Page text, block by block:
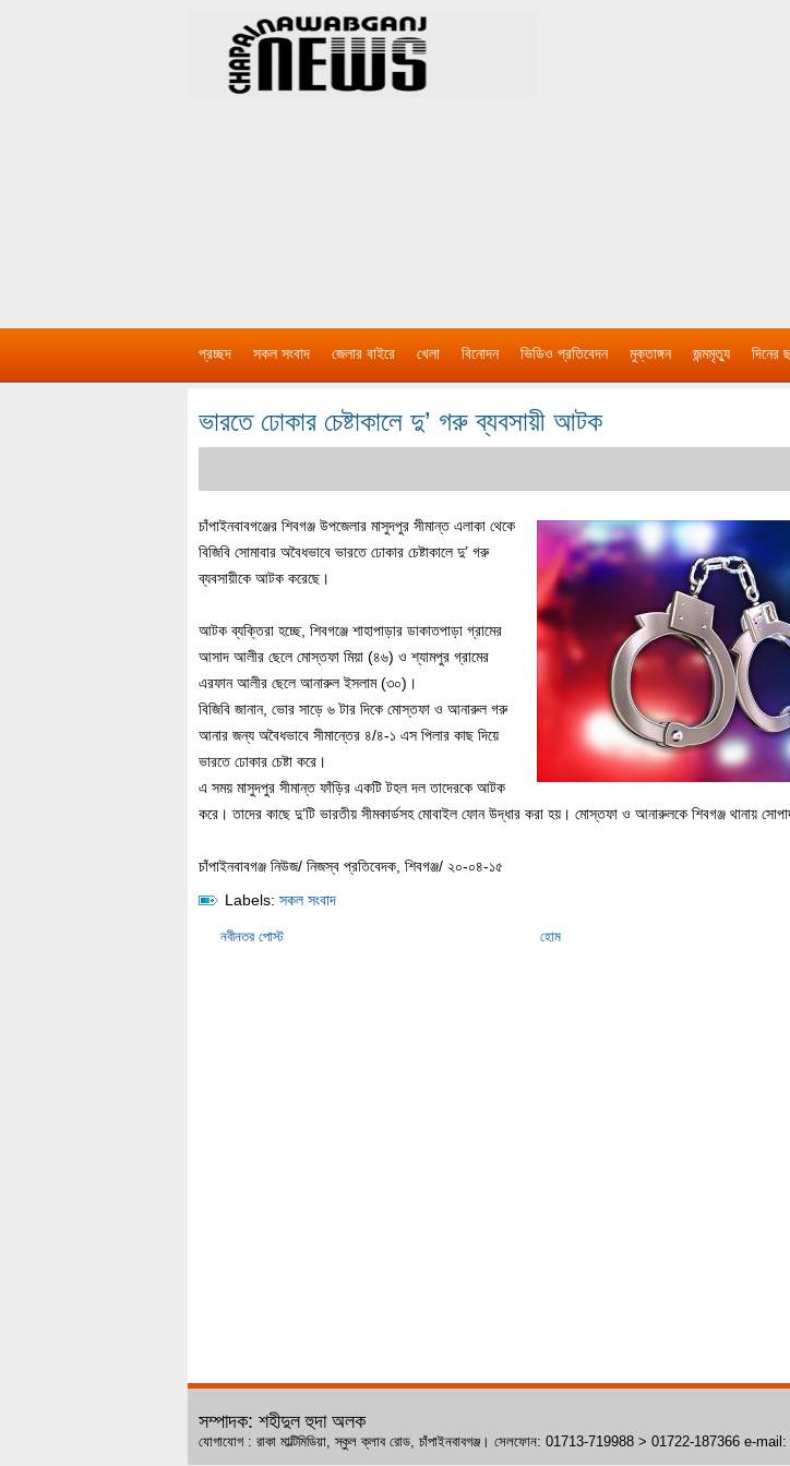
প্রচ্ছদ সকল সংবাদ জেলার বাইরে খেলা বিনোদন ভিডিও প্রতিবেদন মুক্তাঙ্গন জন্মমৃত্যু দিনের
ভারতে ঢোকার চেষ্টাকালে দু’ গরু ব্যবসায়ী আটক
চাঁপাইনবাবগঞ্জের শিবগঞ্জ উপজেলার মাসুদপুর সীমান্ত এলাকা থেকে
বিজিবি সোমাবার অবৈধভাবে ভারতে ঢোকার চেষ্টাকালে দু’ গরু
ব্যবসায়ীকে আটক করেছে।
আটক ব্যক্তিরা হচ্ছে, শিবগঞ্জে শাহাপাড়ার ডাকাতপাড়া গ্রামের
আসাদ আলীর ছেলে মোস্তফা মিয়া (৪৬) ও শ্যামপুর গ্রামের
এরফান আলীর ছেলে আনারুল ইসলাম (৩০)।
বিজিবি জানান, ভোর সাড়ে ৬ টার দিকে মোস্তফা ও আনারুল গরু
আনার জন্য অবৈধভাবে সীমান্তের ৪/৪-১ এস পিলার কাছ দিয়ে
ভারতে ঢোকার চেষ্টা করে।
এ সময় মাসুদপুর সীমান্ত ফাঁড়ির একটি টহল দল তাদেরকে আটক
করে। তাদের কাছে দু’টি ভারতীয় সীমকার্ডসহ মোবাইল ফোন উদ্ধার করা হয়। মোস্তফা ও আনারুলকে শিবগঞ্জ থানায়
চাঁপাইনবাবগঞ্জ নিউজ/ নিজস্ব প্রতিবেদক, শিবগঞ্জ/ ২০-০৪-১৫
Labels: সকল সংবাদ
নবীনতর পোস্ট হোম
সম্পাদক: শহীদুল হুদা অলক
যোগাযোগ : রাকা মাল্টিমিডিয়া, স্কুল ক্লাব রোড, চাঁপাইনবাবগঞ্জ। সেলফোন: 01713-719988 > 01722-187366